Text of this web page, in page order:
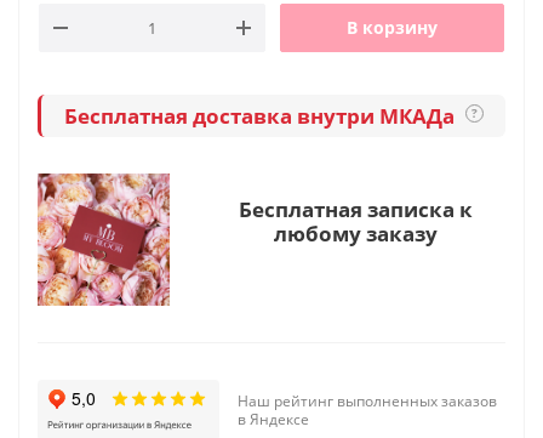
В корзину
Бесплатная доставка внутри МКАДа ?
Бесплатная записка к
любому заказу
Наш рейтинг выполненных заказов
в Яндексе